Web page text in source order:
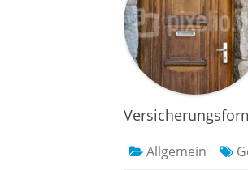
Allgemein